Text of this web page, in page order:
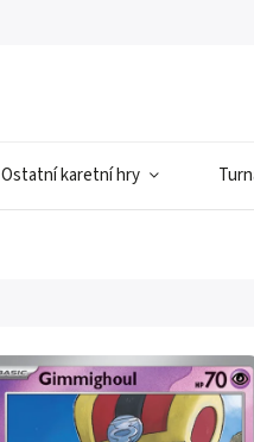
Ostatní karetní hry